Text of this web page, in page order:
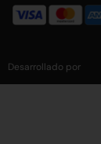
Desarrollado por